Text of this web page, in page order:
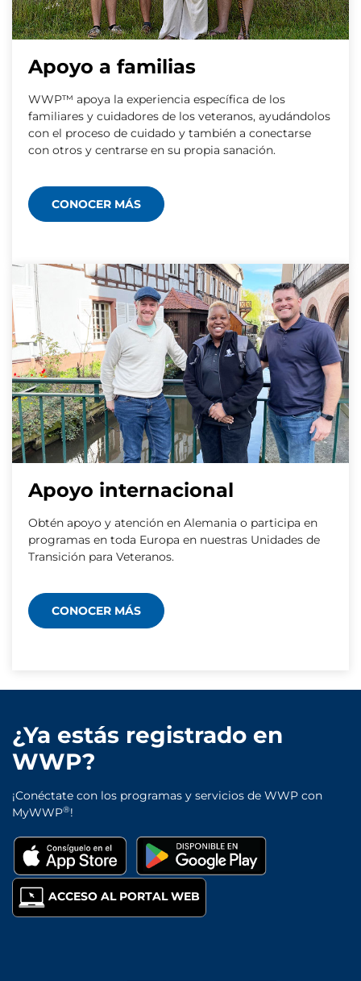
Apoyo a familias
WWP™ apoya la experiencia específica de los
familiares y cuidadores de los veteranos, ayudándolos
con el proceso de cuidado y también a conectarse
con otros y centrarse en su propia sanación.
CONOCER MÁS
Apoyo internacional
Obtén apoyo y atención en Alemania o participa en
programas en toda Europa en nuestras Unidades de
Transición para Veteranos.
CONOCER MÁS
¿Ya estás registrado en
WWP?
¡Conéctate con los programas y servicios de WWP con
MyWWP®!
ACCESO AL PORTAL WEB